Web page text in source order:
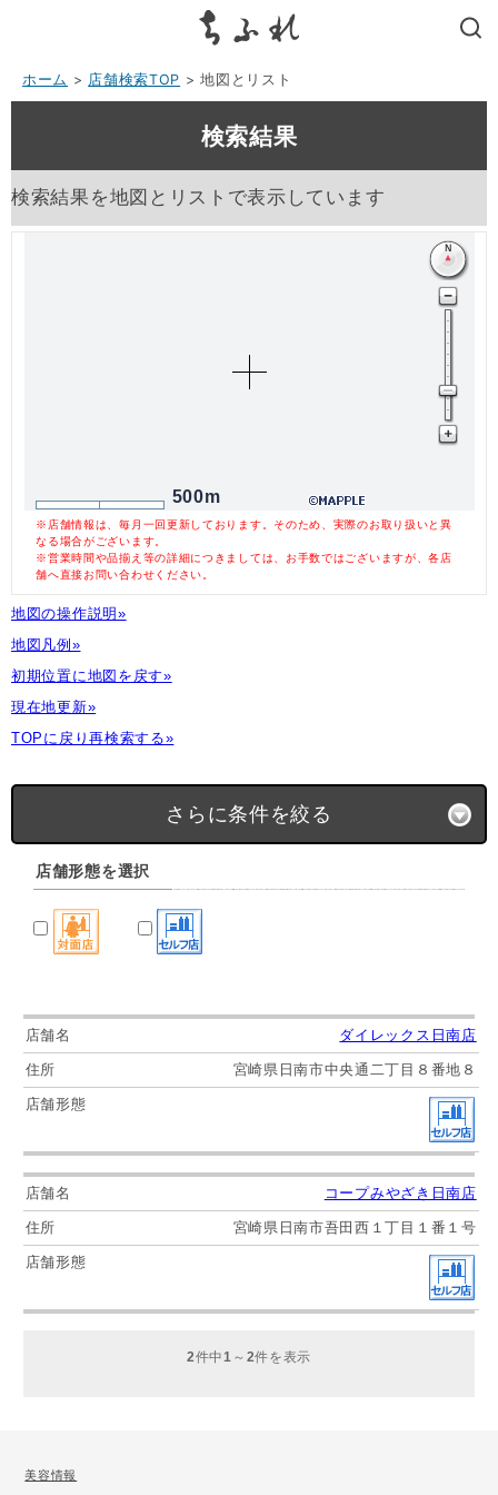
ホーム > 店舗検索TOP > 地図とリスト
検索結果
検索結果を地図とリストで表示しています
500m
※店舗情報は、毎月一回更新しております。そのため、実際のお取り扱いと異
なる場合がございます。
※営業時間や品揃え等の詳細につきましては、お手数ではございますが、各店
舗へ直接お問い合わせください。
地図の操作説明»
地図凡例»
初期位置に地図を戻す»
現在地更新»
TOPに戻り再検索する»
さらに条件を絞る
店舗形態を選択
ダイレックス日南店
宮崎県日南市中央通二丁目８番地８
コープみやざき日南店
宮崎県日南市吾田西１丁目１番１号
2件中 1 ～ 2件を表示
美容情報